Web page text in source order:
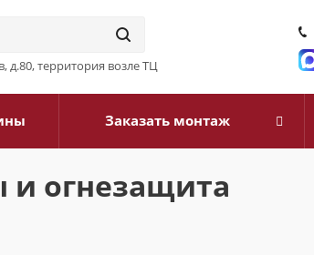
д.80, территория возле ТЦ
Заказать монтаж
и огнезащита